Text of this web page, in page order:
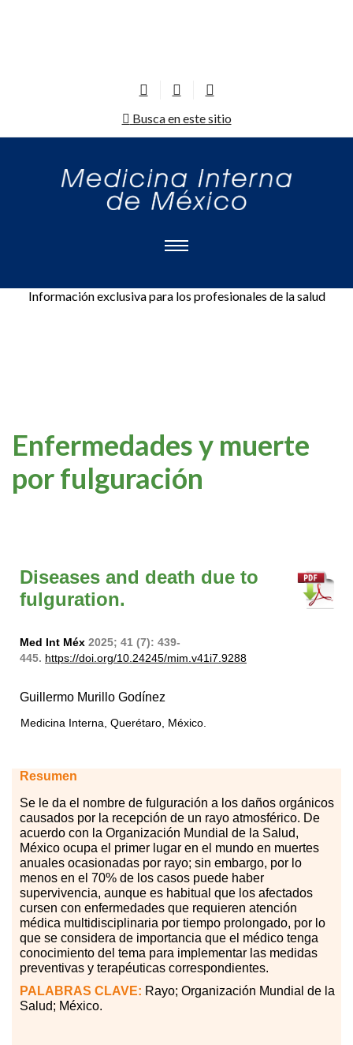
Busca en este sitio
Información exclusiva para los profesionales de la salud
Enfermedades y muerte
por fulguración
Diseases and death due to
fulguration.
Med Int Méx 2025; 41 (7): 439-
445. https://doi.org/10.24245/mim.v41i7.9288
Guillermo Murillo Godínez
Medicina Interna, Querétaro, México.
Resumen
Se le da el nombre de fulguración a los daños orgánicos
causados por la recepción de un rayo atmosférico. De
acuerdo con la Organización Mundial de la Salud,
México ocupa el primer lugar en el mundo en muertes
anuales ocasionadas por rayo; sin embargo, por lo
menos en el 70% de los casos puede haber
supervivencia, aunque es habitual que los afectados
cursen con enfermedades que requieren atención
médica multidisciplinaria por tiempo prolongado, por lo
que se considera de importancia que el médico tenga
conocimiento del tema para implementar las medidas
preventivas y terapéuticas correspondientes.
PALABRAS CLAVE: Rayo; Organización Mundial de la
Salud; México.